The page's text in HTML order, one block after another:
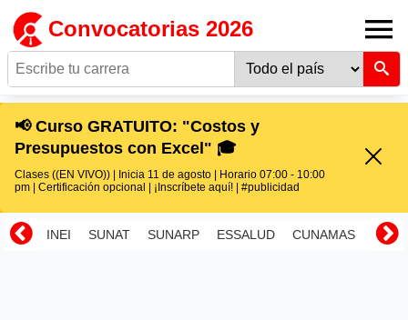
Convocatorias 2026
📢 Curso GRATUITO: "Costos y
Presupuestos con Excel" 🎓
Clases ((EN VIVO)) | Inicia 11 de agosto | Horario 07:00 - 10:00
pm | Certificación opcional | ¡Inscríbete aquí! | #publicidad
INEI SUNAT SUNARP ESSALUD CUNAMAS